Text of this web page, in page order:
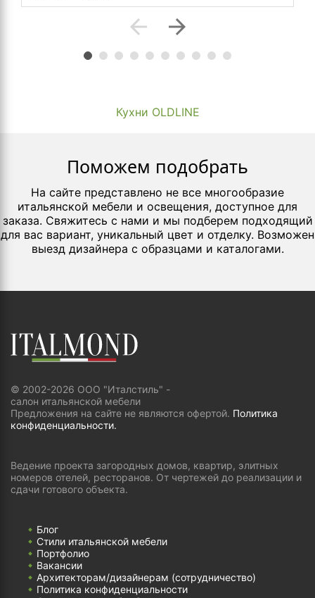
arrow_back arrow_forward
Кухни OLDLINE
Поможем подобрать
На сайте представлено не все многообразие
итальянской мебели и освещения, доступное для
заказа. Свяжитесь с нами и мы подберем подходящий
для вас вариант, уникальный цвет и отделку. Возможен
выезд дизайнера с образцами и каталогами.
© 2002-2026 ООО "Италстиль" -
салон итальянской мебели
Предложения на сайте не являются офертой. Политика
конфиденциальности.
Ведение проекта загородных домов, квартир, элитных
номеров отелей, ресторанов. От чертежей до реализации и
сдачи готового объекта.
Блог
Стили итальянской мебели
Портфолио
Вакансии
Архитекторам/дизайнерам (cотрудничество)
Политика конфиденциальности